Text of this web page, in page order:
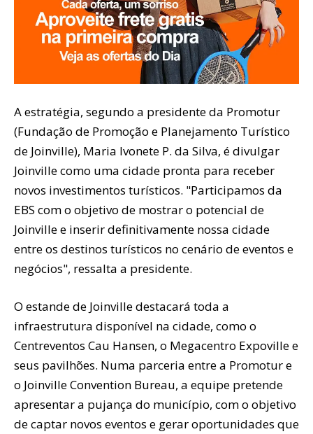
A estratégia, segundo a presidente da Promotur
(Fundação de Promoção e Planejamento Turístico
de Joinville), Maria Ivonete P. da Silva, é divulgar
Joinville como uma cidade pronta para receber
novos investimentos turísticos. "Participamos da
EBS com o objetivo de mostrar o potencial de
Joinville e inserir definitivamente nossa cidade
entre os destinos turísticos no cenário de eventos e
negócios", ressalta a presidente.
O estande de Joinville destacará toda a
infraestrutura disponível na cidade, como o
Centreventos Cau Hansen, o Megacentro Expoville e
seus pavilhões. Numa parceria entre a Promotur e
o Joinville Convention Bureau, a equipe pretende
apresentar a pujança do município, com o objetivo
de captar novos eventos e gerar oportunidades que